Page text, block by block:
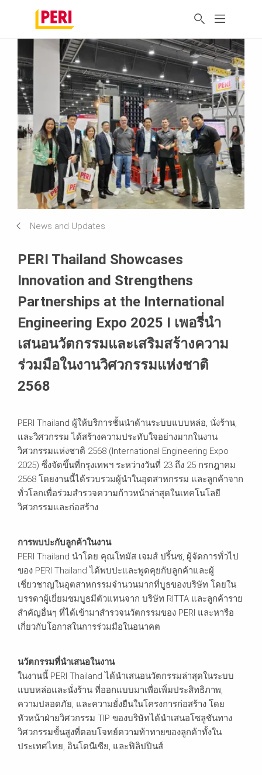
News and Updates
PERI Thailand Showcases
Innovation and Strengthens
Partnerships at the International
Engineering Expo 2025 I เพอรี่นำ
เสนอนวัตกรรมและเสริมสร้างความ
ร่วมมือในงานวิศวกรรมแห่งชาติ
2568
PERI Thailand ผู้ให้บริการชั้นนำด้านระบบแบบหล่อ, นั่งร้าน,
และวิศวกรรม ได้สร้างความประทับใจอย่างมากในงาน
วิศวกรรมแห่งชาติ 2568 (International Engineering Expo
2025) ซึ่งจัดขึ้นที่กรุงเทพฯ ระหว่างวันที่ 23 ถึง 25 กรกฎาคม
2568 โดยงานนี้ได้รวบรวมผู้นำในอุตสาหกรรม และลูกค้าจาก
ทั่วโลกเพื่อร่วมสำรวจความก้าวหน้าล่าสุดในเทคโนโลยี
วิศวกรรมและก่อสร้าง
การพบปะกับลูกค้าในงาน
PERI Thailand นำโดย คุณโทมัส เจมส์ ปริ้นซ, ผู้จัดการทั่วไป
ของ PERI Thailand ได้พบปะและพูดคุยกับลูกค้าและผู้
เชี่ยวชาญในอุตสาหกรรมจำนวนมากที่บูธของบริษัท โดยใน
บรรดาผู้เยี่ยมชมบูธมีตัวแทนจาก บริษัท RITTA และลูกค้าราย
สำคัญอื่นๆ ที่ได้เข้ามาสำรวจนวัตกรรมของ PERI และหารือ
เกี่ยวกับโอกาสในการร่วมมือในอนาคต
นวัตกรรมที่นำเสนอในงาน
ในงานนี้ PERI Thailand ได้นำเสนอนวัตกรรมล่าสุดในระบบ
แบบหล่อและนั่งร้าน ที่ออกแบบมาเพื่อเพิ่มประสิทธิภาพ,
ความปลอดภัย, และความยั่งยืนในโครงการก่อสร้าง โดย
หัวหน้าฝ่ายวิศวกรรม TIP ของบริษัทได้นำเสนอโซลูชันทาง
วิศวกรรมขั้นสูงที่ตอบโจทย์ความท้าทายของลูกค้าทั้งใน
ประเทศไทย, อินโดนีเซีย, และฟิลิปปินส์